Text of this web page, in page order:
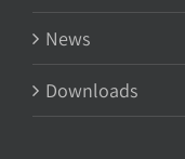
News
Downloads